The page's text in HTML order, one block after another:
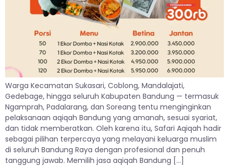
Warga Kecamatan Sukasari, Coblong, Mandalajati,
Gedebage, hingga seluruh Kabupaten Bandung — termasuk
Ngamprah, Padalarang, dan Soreang tentu menginginkan
pelaksanaan aqiqah Bandung yang amanah, sesuai syariat,
dan tidak memberatkan. Oleh karena itu, Safari Aqiqah hadir
sebagai pilihan terpercaya yang melayani keluarga muslim
di seluruh Bandung Raya dengan profesional dan penuh
tanggung jawab. Memilih jasa aqiqah Bandung […]